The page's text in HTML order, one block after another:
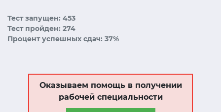
Тест запущен: 453
Тест пройден: 274
Процент успешных сдач: 37%
Оказываем помощь в получении
рабочей специальности